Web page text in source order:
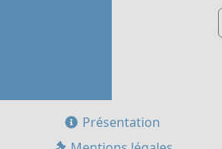
Présentation